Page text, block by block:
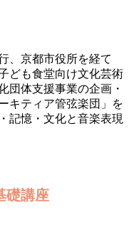
、京都市役所を経て
ども食堂向け文化芸術
団体支援事業の企画・
キティア管弦楽団」を
記憶・文化と音楽表現
礎講座